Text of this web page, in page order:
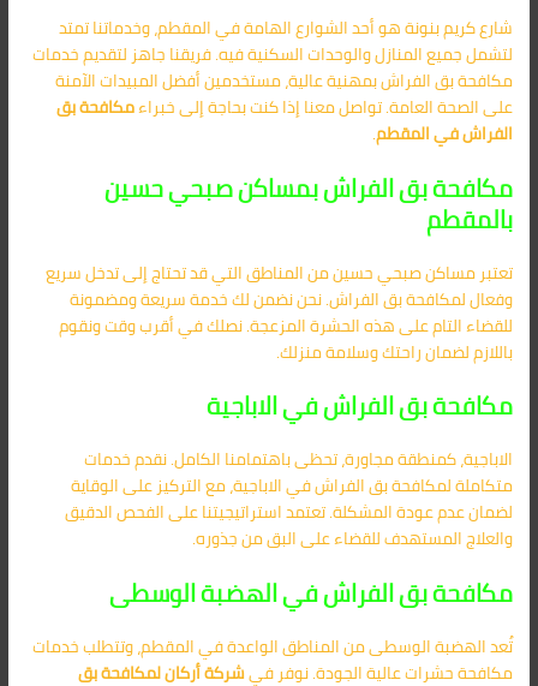
شارع كريم بنونة هو أحد الشوارع الهامة في المقطم، وخدماتنا تمتد
لتشمل جميع المنازل والوحدات السكنية فيه. فريقنا جاهز لتقديم خدمات
مكافحة بق الفراش بمهنية عالية، مستخدمين أفضل المبيدات الآمنة
على الصحة العامة. تواصل معنا إذا كنت بحاجة إلى خبراءمكافحة بق
الفراش في المقطم.
مكافحة بق الفراش بمساكن صبحي حسين
بالمقطم
تعتبر مساكن صبحي حسين من المناطق التي قد تحتاج إلى تدخل سريع
وفعال لمكافحة بق الفراش. نحن نضمن لك خدمة سريعة ومضمونة
للقضاء التام على هذه الحشرة المزعجة. نصلك في أقرب وقت ونقوم
باللازم لضمان راحتك وسلامة منزلك.
مكافحة بق الفراش في الاباجية
الاباجية، كمنطقة مجاورة، تحظى باهتمامنا الكامل. نقدم خدمات
متكاملة لمكافحة بق الفراش في الاباجية، مع التركيز على الوقاية
لضمان عدم عودة المشكلة. تعتمد استراتيجيتنا على الفحص الدقيق
والعلاج المستهدف للقضاء على البق من جذوره.
مكافحة بق الفراش في الهضبة الوسطى
تُعد الهضبة الوسطى من المناطق الواعدة في المقطم، وتتطلب خدمات
مكافحة حشرات عالية الجودة. نوفر فيشركة أركان لمكافحة بق